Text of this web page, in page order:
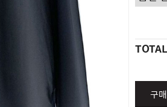
TOTAL
구